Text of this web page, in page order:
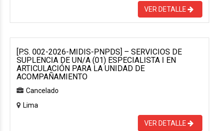
VER DETALLE
[P.S. 002-2026-MIDIS-PNPDS] – SERVICIOS DE
SUPLENCIA DE UN/A (01) ESPECIALISTA I EN
ARTICULACIÓN PARA LA UNIDAD DE
ACOMPAÑAMIENTO
Cancelado
Lima
VER DETALLE